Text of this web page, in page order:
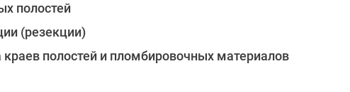
полостей
(резекции)
краев полостей и пломбировочных материалов